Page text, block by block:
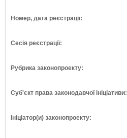
Номер, дата реєстрації:
Сесія реєстрації:
Рубрика законопроекту:
Суб'єкт права законодавчої ініціативи:
Ініціатор(и) законопроекту: